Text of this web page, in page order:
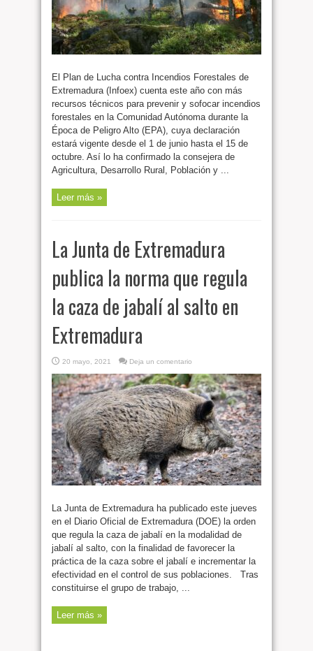
El Plan de Lucha contra Incendios Forestales de
Extremadura (Infoex) cuenta este año con más
recursos técnicos para prevenir y sofocar incendios
forestales en la Comunidad Autónoma durante la
Época de Peligro Alto (EPA), cuya declaración
estará vigente desde el 1 de junio hasta el 15 de
octubre. Así lo ha confirmado la consejera de
Agricultura, Desarrollo Rural, Población y ...
Leer más »
La Junta de Extremadura
publica la norma que regula
la caza de jabalí al salto en
Extremadura
20 mayo, 2021 Deja un comentario
La Junta de Extremadura ha publicado este jueves
en el Diario Oficial de Extremadura (DOE) la orden
que regula la caza de jabalí en la modalidad de
jabalí al salto, con la finalidad de favorecer la
práctica de la caza sobre el jabalí e incrementar la
efectividad en el control de sus poblaciones. Tras
constituirse el grupo de trabajo, ...
Leer más »